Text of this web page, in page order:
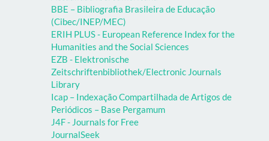
BBE – Bibliografia Brasileira de Educação
(Cibec/INEP/MEC)
ERIH PLUS - European Reference Index for the
Humanities and the Social Sciences
EZB - Elektronische
Zeitschriftenbibliothek/Electronic Journals
Library
Icap – Indexação Compartilhada de Artigos de
Periódicos – Base Pergamum
J4F - Journals for Free
JournalSeek